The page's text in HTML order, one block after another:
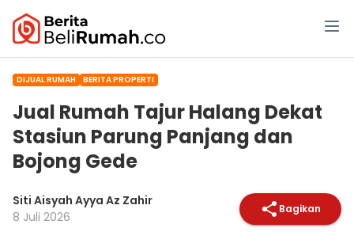
DIJUAL RUMAH BERITA PROPERTI
Jual Rumah Tajur Halang Dekat
Stasiun Parung Panjang dan
Bojong Gede
Siti Aisyah Ayya Az Zahir
8 Juli 2026
Bagikan